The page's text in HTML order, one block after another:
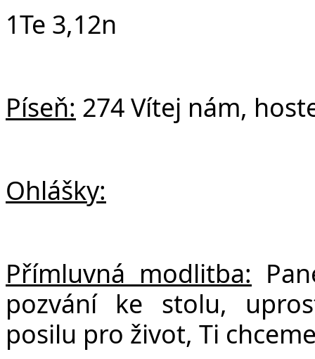
1Te 3,12n
Píseň: 274 Vítej nám,
Ohlášky:
Přímluvná modlitba:
pozvání ke stolu,
posilu pro život, Ti